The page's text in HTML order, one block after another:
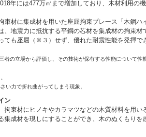
年には477万㎡まで増加しており、木材利用の
材に集成材を用いた座屈拘束ブレース「木鋼ハ
、地震力に抵抗する平鋼の芯材を集成材の拘束材
ても座屈（※３）せず、優れた耐震性能を発揮で
者の立場から評価し、その技術が保有する性能について性
い力で折れ曲がってしまう現象。
ン
束材にヒノキやカラマツなどの木質材料を用い
集成材を現しにすることができ、木のぬくもりを